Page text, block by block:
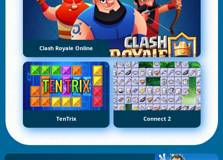
Clash Royale Online
TenTrix Connect 2